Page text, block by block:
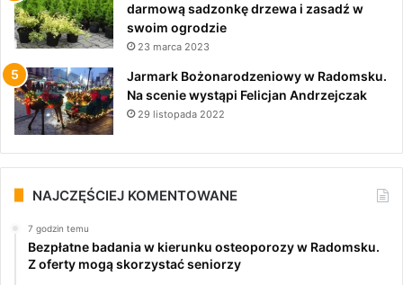
darmową sadzonkę drzewa i zasadź w
swoim ogrodzie
23 marca 2023
Jarmark Bożonarodzeniowy w Radomsku.
Na scenie wystąpi Felicjan Andrzejczak
29 listopada 2022
NAJCZĘŚCIEJ KOMENTOWANE
7 godzin temu
Bezpłatne badania w kierunku osteoporozy w Radomsku.
Z oferty mogą skorzystać seniorzy